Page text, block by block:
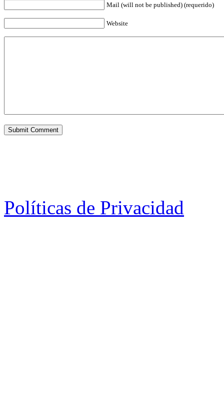
Mail (will not be published) (requerido)
Website
Políticas de Privacidad